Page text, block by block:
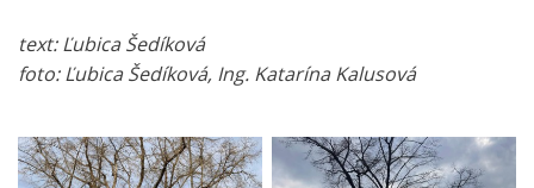
text: Ľubica Šedíková
foto: Ľubica Šedíková, Ing. Katarína Kalusová